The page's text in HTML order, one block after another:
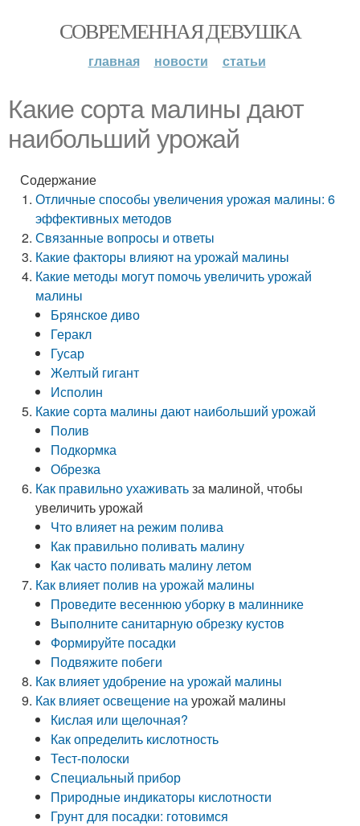
СОВРЕМЕННАЯ ДЕВУШКА
главная новости статьи
Какие сорта малины дают
наибольший урожай
Содержание
Отличные способы увеличения урожая малины: 6
эффективных методов
Связанные вопросы и ответы
Какие факторы влияют на урожай малины
Какие методы могут помочь увеличить урожай
малины
Брянское диво
Геракл
Гусар
Желтый гигант
Исполин
Какие сорта малины дают наибольший урожай
Полив
Подкормка
Обрезка
Как правильно ухаживатьза малиной, чтобы
увеличить урожай
Что влияет на режим полива
Как правильно поливать малину
Как часто поливать малину летом
Как влияет полив на урожай малины
Проведите весеннюю уборку в малиннике
Выполните санитарную обрезку кустов
Формируйте посадки
Подвяжите побеги
Как влияет удобрение на урожай малины
Как влияет освещение наурожай малины
Кислая или щелочная?
Как определить кислотность
Тест-полоски
Специальный прибор
Природные индикаторы кислотности
Грунт для посадки: готовимся